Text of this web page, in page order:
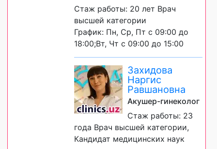
Стаж работы: 20 лет Врач
высшей категории
График: Пн, Ср, Пт с 09:00 до
18:00;Вт, Чт с 09:00 до 15:00
Захидова
Наргис
Равшановна
Акушер-гинеколог
Стаж работы: 23
года Врач высшей категории,
Кандидат медицинских наук